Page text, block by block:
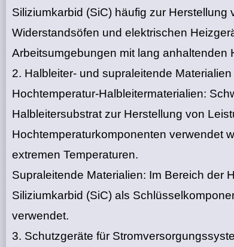
Siliziumkarbid (SiC) häufig zur
Widerstandsöfen und elektrischen
Arbeitsumgebungen mit lang anhaltenden
2. Halbleiter- und supraleitende Materialien
‌Hochtemperatur-Halbleitermaterialien‌:
Halbleitersubstrat zur Herstellung von
Hochtemperaturkomponenten verwendet
extremen Temperaturen.
‌Supraleitende Materialien‌: Im Bereich der
Siliziumkarbid (SiC) als
verwendet.
3. Schutzgeräte für